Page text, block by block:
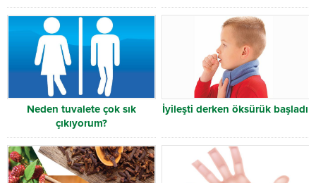
Neden tuvalete çok sık
çıkıyorum?
İyileşti derken öksürük başladı